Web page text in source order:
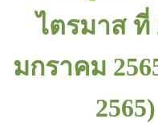
ไตรมาส ที่
มกราคม